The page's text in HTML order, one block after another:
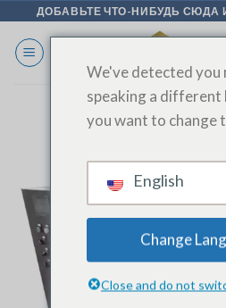
Перейти
содержанию
ДОБАВЬТЕ ЧТО-НИБУДЬ СЮДА
We've detected you
speaking a different
you want to change
English
Change
Close and do not